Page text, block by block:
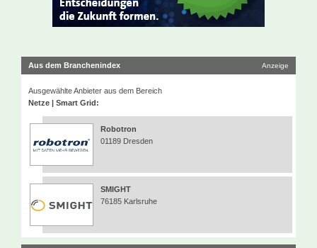
Aus dem Branchenindex Anzeige
Ausgewählte Anbieter aus dem Bereich
Netze | Smart Grid:
Robotron
01189 Dresden
SMIGHT
76185 Karlsruhe